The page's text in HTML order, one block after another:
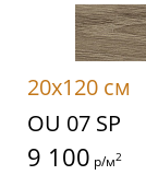
20x120 см
OU 07 SP
9 100 р/м2